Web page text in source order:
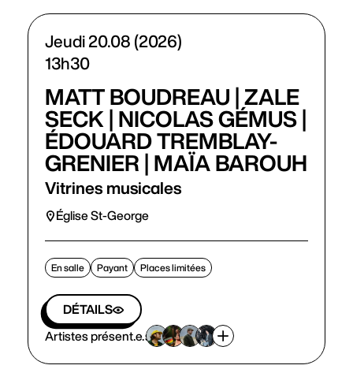
Jeudi 20.08 (2026)
13h30
MATT BOUDREAU | ZALE
SECK | NICOLAS GÉMUS |
ÉDOUARD TREMBLAY-
GRENIER | MAÏA BAROUH
Vitrines musicales
Église St-George
En salle Payant Places limitées
DÉTAILS
Artistes présent.e.s